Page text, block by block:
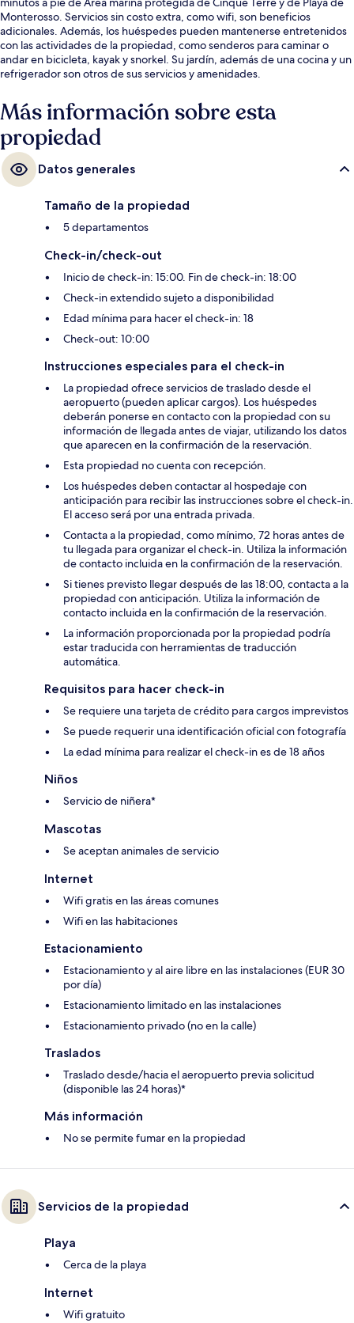
Monterosso. Servicios sin costo extra, como wifi, son beneficios
adicionales. Además, los huéspedes pueden mantenerse entretenidos
con las actividades de la propiedad, como senderos para caminar o
andar en bicicleta, kayak y snorkel. Su jardín, además de una cocina y un
refrigerador son otros de sus servicios y amenidades.
Más información sobre esta
propiedad
Datos generales
Tamaño de la propiedad
5 departamentos
Check-in/check-out
Inicio de check-in: 15:00. Fin de check-in: 18:00
Check-in extendido sujeto a disponibilidad
Edad mínima para hacer el check-in: 18
Check-out: 10:00
Instrucciones especiales para el check-in
La propiedad ofrece servicios de traslado desde el
aeropuerto (pueden aplicar cargos). Los huéspedes
deberán ponerse en contacto con la propiedad con su
información de llegada antes de viajar, utilizando los datos
que aparecen en la confirmación de la reservación.
Esta propiedad no cuenta con recepción.
Los huéspedes deben contactar al hospedaje con
anticipación para recibir las instrucciones sobre el check-in.
El acceso será por una entrada privada.
Contacta a la propiedad, como mínimo, 72 horas antes de
tu llegada para organizar el check-in. Utiliza la información
de contacto incluida en la confirmación de la reservación.
Si tienes previsto llegar después de las 18:00, contacta a la
propiedad con anticipación. Utiliza la información de
contacto incluida en la confirmación de la reservación.
La información proporcionada por la propiedad podría
estar traducida con herramientas de traducción
automática.
Requisitos para hacer check-in
Se requiere una tarjeta de crédito para cargos imprevistos
Se puede requerir una identificación oficial con fotografía
La edad mínima para realizar el check-in es de 18 años
Niños
Servicio de niñera*
Mascotas
Se aceptan animales de servicio
Internet
Wifi gratis en las áreas comunes
Wifi en las habitaciones
Estacionamiento
Estacionamiento y al aire libre en las instalaciones (EUR 30
por día)
Estacionamiento limitado en las instalaciones
Estacionamiento privado (no en la calle)
Traslados
Traslado desde/hacia el aeropuerto previa solicitud
(disponible las 24 horas)*
Más información
No se permite fumar en la propiedad
Servicios de la propiedad
Playa
Cerca de la playa
Internet
Wifi gratuito